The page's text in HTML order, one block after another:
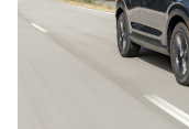
Επιχειρήσεις